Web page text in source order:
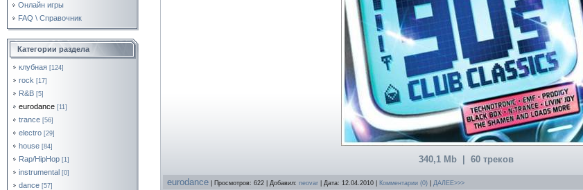
Онлайн игры
FAQ \ Справочник
Категории раздела
клубная [124]
rock [17]
R&B [5]
eurodance [11]
trance [56]
electro [29]
house [84]
Rap/HipHop [1]
instrumental [0]
dance [57]
340,1 Mb | 60 треков
eurodance | Просмотров: 622 | Добавил: neovar | Дата: 12.04.2010 Комментарии (0) ДАЛЕЕ>>>